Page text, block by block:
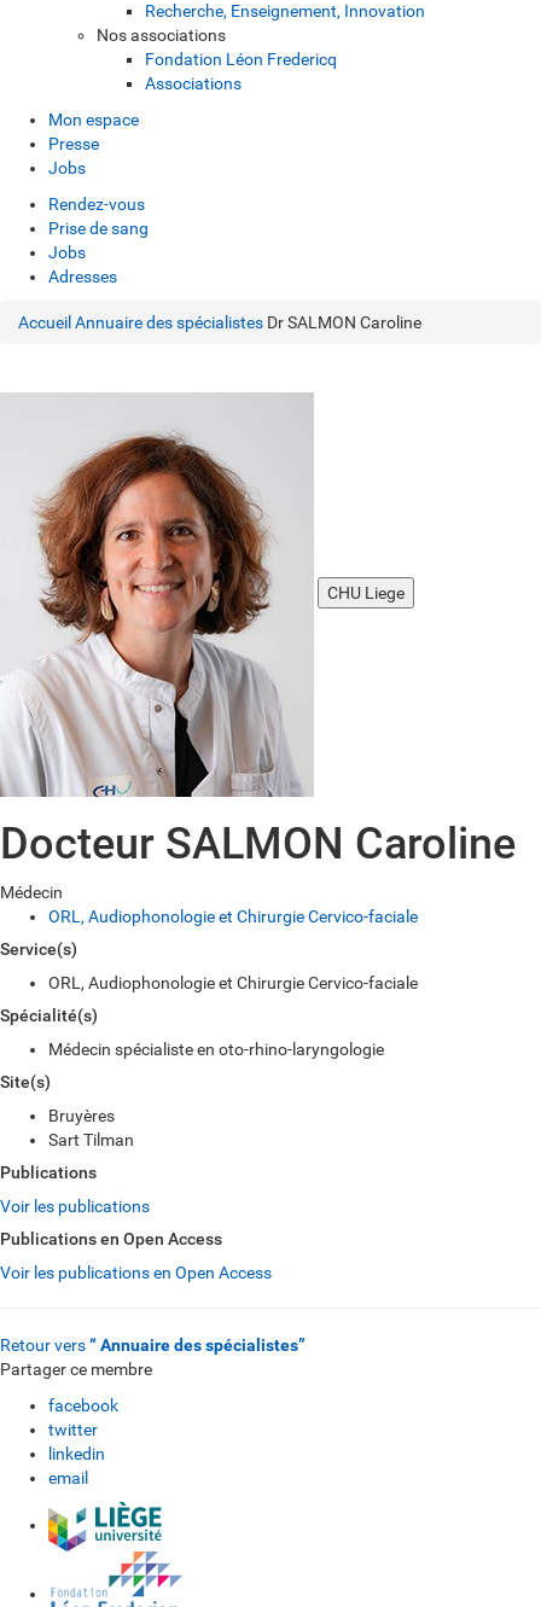
Recherche, Enseignement, Innovation
Nos associations
Fondation Léon Fredericq
Associations
Mon espace
Presse
Jobs
Rendez-vous
Prise de sang
Jobs
Adresses
Accueil Annuaire des spécialistes Dr SALMON Caroline
CHU Liege
Docteur SALMON Caroline
Médecin
ORL, Audiophonologie et Chirurgie Cervico-faciale
Service(s)
ORL, Audiophonologie et Chirurgie Cervico-faciale
Spécialité(s)
Médecin spécialiste en oto-rhino-laryngologie
Site(s)
Bruyères
Sart Tilman
Publications
Voir les publications
Publications en Open Access
Voir les publications en Open Access
Retour vers“ Annuaire des spécialistes”
Partager ce membre
facebook
twitter
linkedin
email